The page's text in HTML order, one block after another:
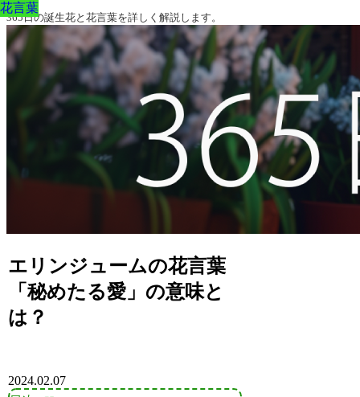
365日の誕生花と花言葉を詳しく解説します。
エリンジュームの花言葉
「秘めたる愛」の意味と
は？
花言葉
2024.02.07
花言葉
花言葉
花言葉
花言葉
花言葉
花言葉